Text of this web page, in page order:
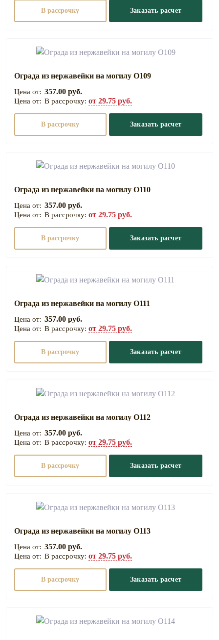
В рассрочку Заказать расчет
Ограда из нержавейки на могилу О109
357.00 руб.
В рассрочку: от 29.75 руб.
В рассрочку Заказать расчет
Ограда из нержавейки на могилу О110
357.00 руб.
В рассрочку: от 29.75 руб.
В рассрочку Заказать расчет
Ограда из нержавейки на могилу О111
357.00 руб.
В рассрочку: от 29.75 руб.
В рассрочку Заказать расчет
Ограда из нержавейки на могилу О112
357.00 руб.
В рассрочку: от 29.75 руб.
В рассрочку Заказать расчет
Ограда из нержавейки на могилу О113
357.00 руб.
В рассрочку: от 29.75 руб.
В рассрочку Заказать расчет